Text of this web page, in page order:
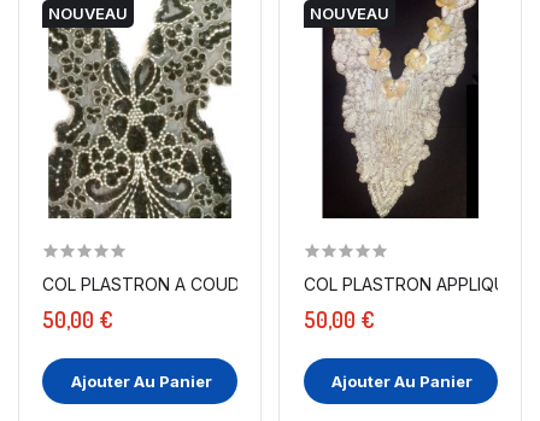
NOUVEAU
COL PLASTRON A COUDRE EN SEQUIN ARGENT ET PERLES
50,00 €
Ajouter Au Panier
NOUVEAU
COL PLASTRON APPLIQUE À
50,00 €
Ajouter Au Panier